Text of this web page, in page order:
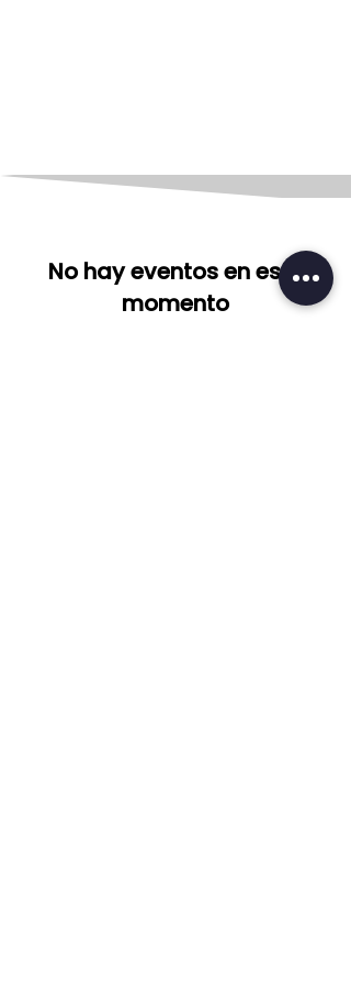
No hay eventos en este
momento